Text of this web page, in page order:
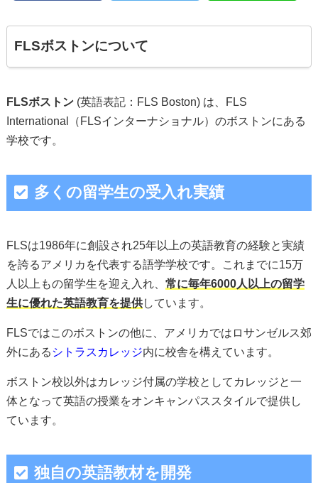
FLSボストンについて
FLSボストン(英語表記：FLS Boston) は、FLS
International（FLSインターナショナル）のボストンにある
学校です。
多くの留学生の受入れ実績
FLSは1986年に創設され25年以上の英語教育の経験と実績
を誇るアメリカを代表する語学学校です。これまでに15万
人以上もの留学生を迎え入れ、 常に毎年6000人以上の留学
生に優れた英語教育を提供しています。
FLSではこのボストンの他に、アメリカではロサンゼルス郊
外にある シトラスカレッジ内に校舎を構えています。
ボストン校以外はカレッジ付属の学校としてカレッジと一
体となって英語の授業をオンキャンパススタイルで提供し
ています。
独自の英語教材を開発